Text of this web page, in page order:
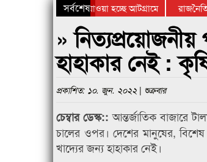
সর্বশেষ
চুরি করে নিয়ে যাওয়া হচ্ছে আটগ্রামে
ক্রীড়া প্রতিযোগিতার পুরস্কার বিতরণ সম্পন্ন
সিলেটে
»
হাহাকার নেই :
প্রকাশিত: ১০. জুন. ২০২২ | শুক্রবার
চেম্বার ডেস্ক::আন্তর্জাতিক বাজারে
চালের ওপর। দেশের মানুষের,
খাদ্যের জন্য হাহাকার নেই।